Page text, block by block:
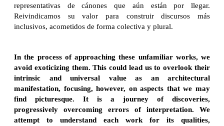
representativas de cánones que aún están por llegar.
Reivindicamos su valor para construir discursos más
inclusivos, acometidos de forma colectiva y plural.
In the process of approaching these unfamiliar works, we
avoid exoticizing them. This could lead us to overlook their
intrinsic and universal value as an architectural
manifestation, focusing, however, on aspects that we may
find picturesque. It is a journey of discoveries,
progressively overcoming errors of interpretation. We
attempt to understand each work for its qualities,